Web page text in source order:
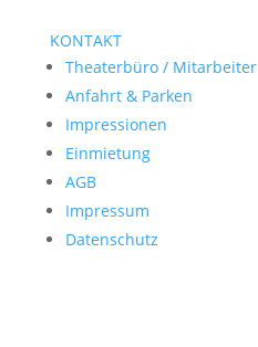
KONTAKT
Theaterbüro / Mitarbeiter
Anfahrt & Parken
Impressionen
Einmietung
AGB
Impressum
Datenschutz